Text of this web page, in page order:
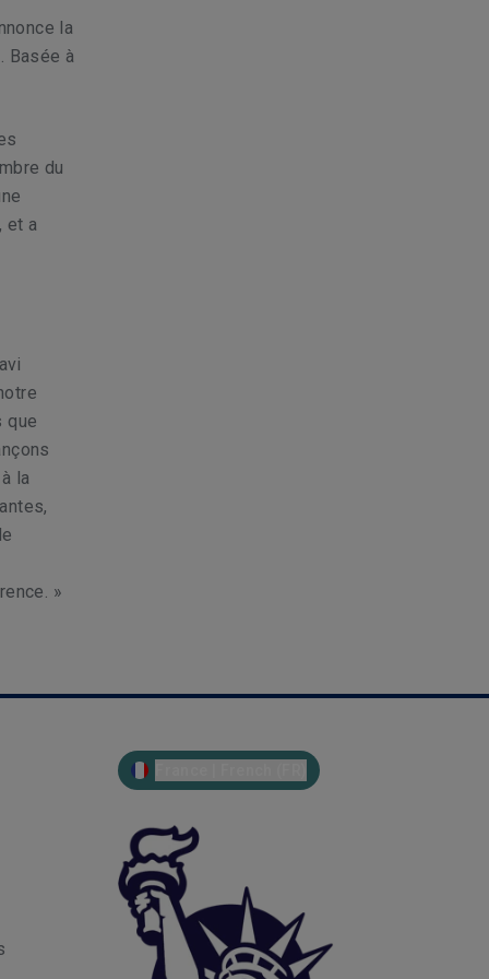
la
Basée à
du
et a
que
la
»